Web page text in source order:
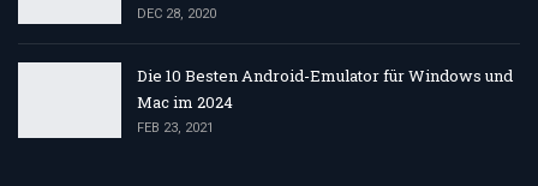
DEC 28, 2020
Die 10 Besten Android-Emulator für Windows und
Mac im 2024
FEB 23, 2021